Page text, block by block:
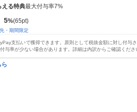
える特典最大付与率7%
5%(65pt)
・期間限定
支払いで獲得できます。原則として税抜金額に対し付与
与率が少ない場合があります。詳細は内訳からご確認くださ
ら